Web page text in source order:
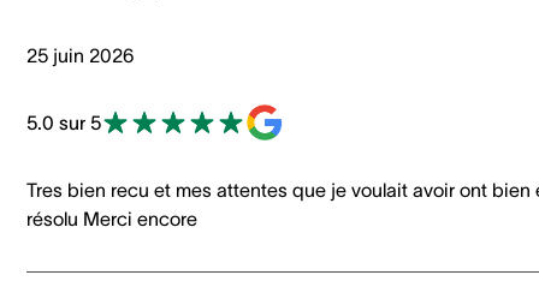
25 juin 2026
5.0 sur 5
Tres bien recu et mes attentes que je voulait avoir ont bien
résolu Merci encore